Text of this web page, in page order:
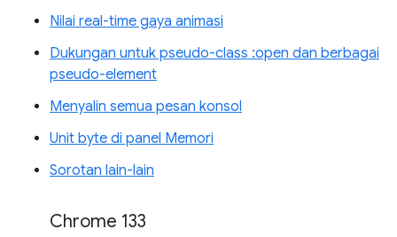
Nilai real-time gaya animasi
Dukungan untuk pseudo-class :open dan berbagai
pseudo-element
Menyalin semua pesan konsol
Unit byte di panel Memori
Sorotan lain-lain
Chrome 133